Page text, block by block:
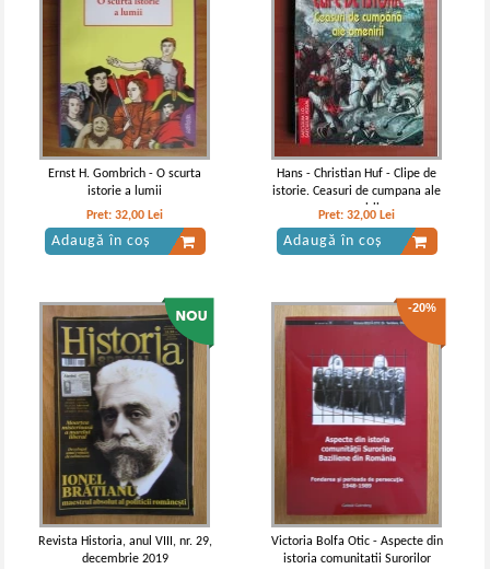
Ernst H. Gombrich - O scurta
istorie a lumii
Pret:32,00 Lei
Adaugă în coș
Hans - Christian Huf - Clipe de
istorie. Ceasuri de cumpana ale
omenirii
Pret:32,00 Lei
Adaugă în coș
Revista Historia, anul VIII, nr. 29,
decembrie 2019
-20%
Victoria Bolfa Otic - Aspecte din
istoria comunitatii Surorilor